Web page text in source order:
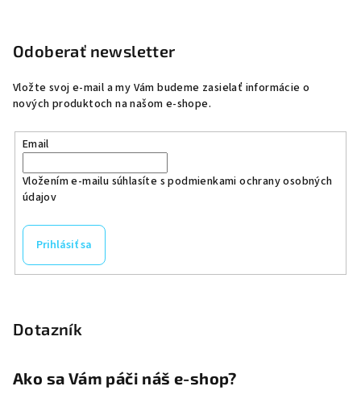
Odoberať newsletter
Vložte svoj e-mail a my Vám budeme zasielať informácie o
nových produktoch na našom e-shope.
Email
Vložením e-mailu súhlasíte spodmienkami ochrany osobných
údajov
Prihlásiť sa
Dotazník
Ako sa Vám páči náš e-shop?